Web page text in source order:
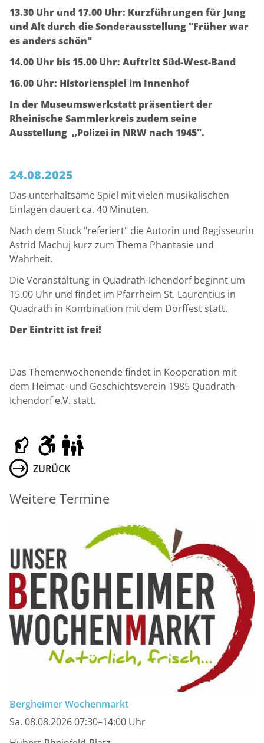
13.30 Uhr und 17.00 Uhr: Kurzführungen für Jung
und Alt durch die Sonderausstellung "Früher war
es anders schön"
14.00 Uhr bis 15.00 Uhr: Auftritt Süd-West-Band
16.00 Uhr: Historienspiel im Innenhof
In der Museumswerkstatt präsentiert der
Rheinische Sammlerkreis zudem seine
Ausstellung „Polizei in NRW nach 1945".
24.08.2025
Das unterhaltsame Spiel mit vielen musikalischen
Einlagen dauert ca. 40 Minuten.
Nach dem Stück "referiert" die Autorin und Regisseurin
Astrid Machuj kurz zum Thema Phantasie und
Wahrheit.
Die Veranstaltung in Quadrath-Ichendorf beginnt um
15.00 Uhr und findet im Pfarrheim St. Laurentius in
Quadrath in Kombination mit dem Dorffest statt.
Der Eintritt ist frei!
Das Themenwochenende findet in Kooperation mit
dem Heimat- und Geschichtsverein 1985 Quadrath-
Ichendorf e.V. statt.
ZURÜCK
Weitere Termine
Bergheimer Wochenmarkt
Sa. 08.08.2026 07:30–14:00 Uhr